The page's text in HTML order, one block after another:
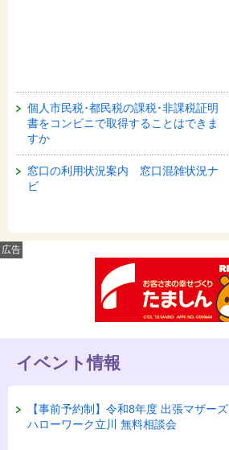
個人市民税･都民税の課税･非課税証明
書をコンビニで取得することはできま
すか
窓口の利用状況案内 窓口混雑状況ナ
ビ
広告
イベント情報
【事前予約制】令和8年度 出張マザーズ
ハローワーク立川 無料相談会